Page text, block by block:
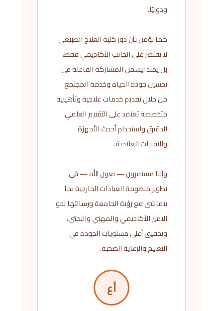
ودوليًا.
كما نؤمن بأن دور كلية العلاج الطبيعي
لا يقتصر على الجانب الأكاديمي فقط،
بل يمتد ليشمل المشاركة الفاعلة في
تحسين جودة الحياة وخدمة المجتمع
من خلال تقديم خدمات علاجية وتأهيلية
متخصصة تعتمد على التقييم العلمي
الدقيق واستخدام أحدث الأجهزة
والتقنيات العلاجية.
وإننا مستمرون — بعون الله — في
تطوير منظومة العيادات الخارجية بما
يتماشى مع رؤية الجامعة ورسالتها نحو
التميز الأكاديمي والمهني والبحثي،
وتحقيق أعلى مستويات الجودة في
التعليم والرعاية الصحية.
أع